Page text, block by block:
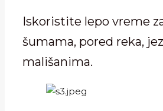
Iskoristite lepo vreme
šumama, pored reka,
mališanima.